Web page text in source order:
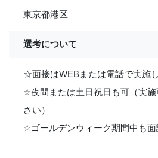
東京都港区
選考について
☆面接はWEBまたは電話で実施
☆夜間または土日祝日も可（実
さい）
☆ゴールデンウィーク期間中も面